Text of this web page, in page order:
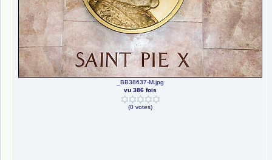
_BB38637-M.jpg
vu 386 fois
(0 votes)